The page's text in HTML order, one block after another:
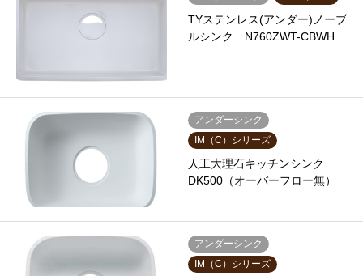
TYステンレス(アンダー)ノーブ
ルシンク N760ZWT-CBWH
アンダーシンク
IM（C）シリーズ
人工大理石キッチンシンク
DK500（オーバーフロー無）
アンダーシンク
IM（C）シリーズ